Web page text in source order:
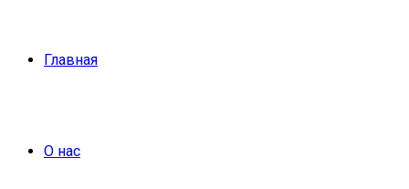
Главная
О нас